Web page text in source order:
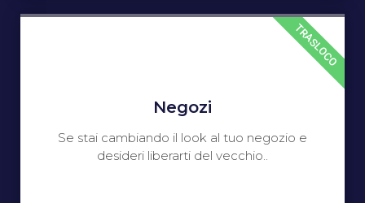
Negozi
Se stai cambiando il look al tuo negozio e
desideri liberarti del vecchio..
TRASLOCO